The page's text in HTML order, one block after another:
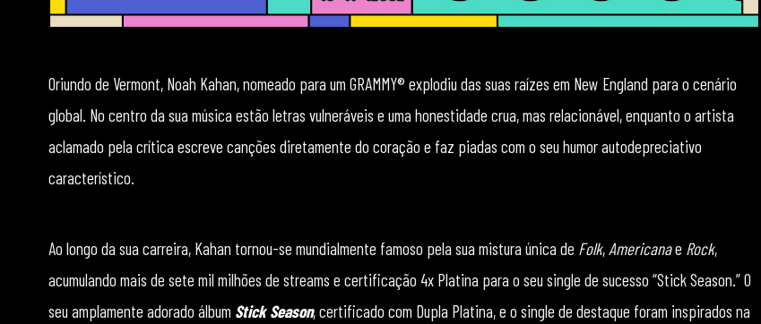
Oriundo de Vermont, Noah Kahan, nomeado para um GRAMMY® explodiu das suas raízes em New England para o cenário
global. No centro da sua música estão letras vulneráveis e uma honestidade crua, mas relacionável, enquanto o artista
aclamado pela crítica escreve canções diretamente do coração e faz piadas com o seu humor autodepreciativo
característico.
Ao longo da sua carreira, Kahan tornou-se mundialmente famoso pela sua mistura única de Folk,Americanae Rock,
acumulando mais de sete mil milhões de streams e certificação 4x Platina para o seu single de sucesso “Stick Season.” O
seu amplamente adorado álbum Stick Season, certificado com Dupla Platina, e o single de destaque foram inspirados na